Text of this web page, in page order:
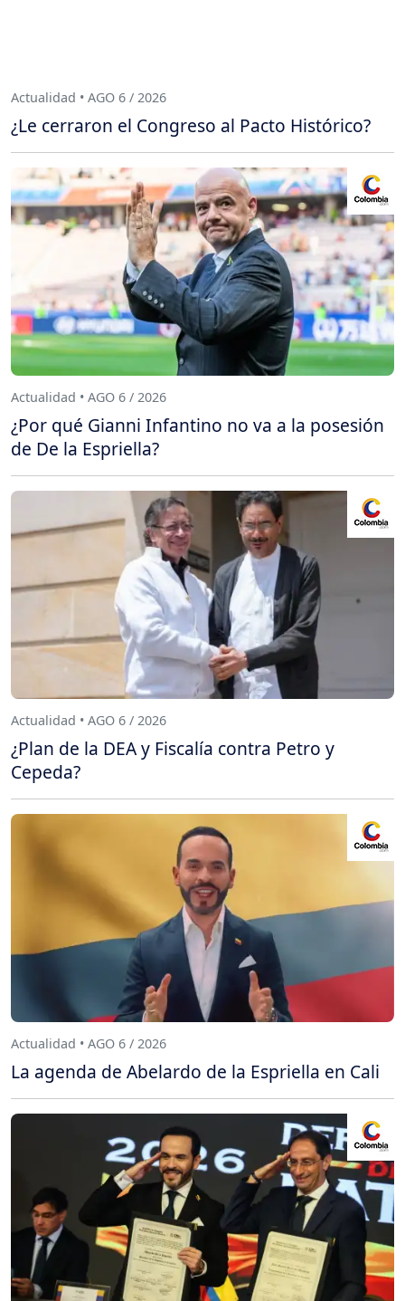
Actualidad • AGO 6 / 2026
¿Le cerraron el Congreso al Pacto Histórico?
Actualidad • AGO 6 / 2026
¿Por qué Gianni Infantino no va a la posesión
de De la Espriella?
Actualidad • AGO 6 / 2026
¿Plan de la DEA y Fiscalía contra Petro y
Cepeda?
Actualidad • AGO 6 / 2026
La agenda de Abelardo de la Espriella en Cali